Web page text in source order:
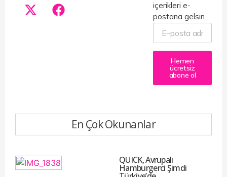
içerikleri e-
postana gelsin.
Hemen
ücretsiz
abone ol
En Çok Okunanlar
QUICK, Avrupalı
Hamburgerci Şimdi